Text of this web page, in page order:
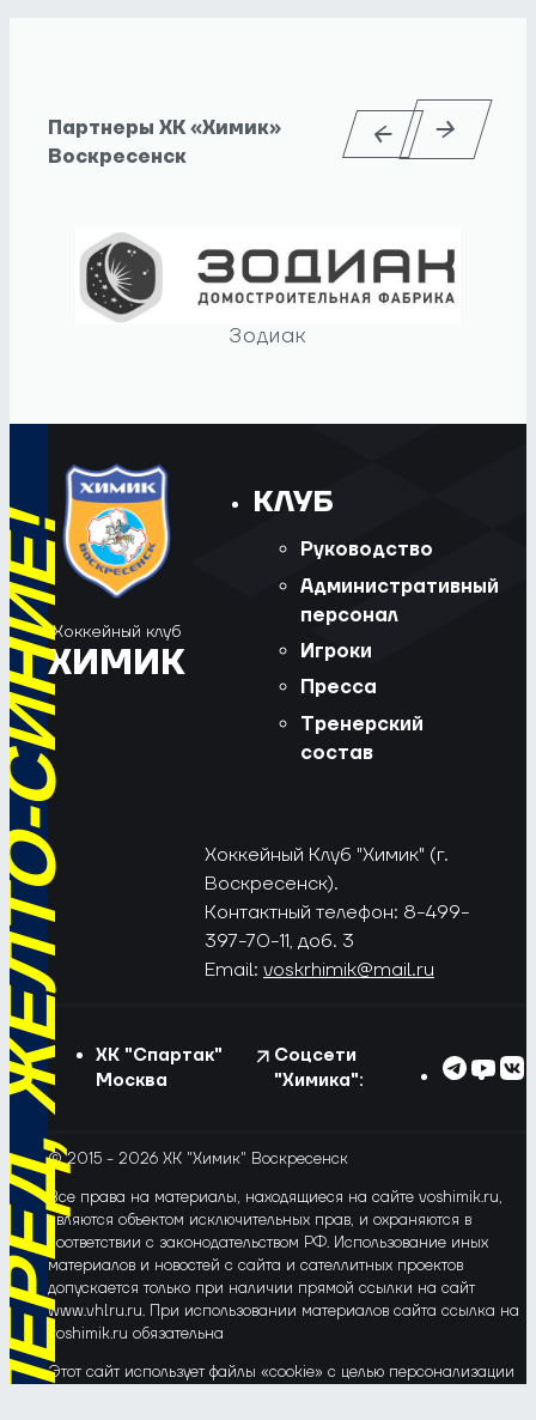
Партнеры ХК «Химик»
Воскресенск
Зодиак
СИНИЕ!
Хоккейный клуб
ХИМИК
КЛУБ
Руководство
Административный
персонал
Игроки
Пресса
Тренерский
состав
Хоккейный Клуб "Химик" (г.
Воскресенск).
Контактный телефон: 8-499-
397-70-11, доб. 3
Email: voskrhimik@mail.ru
ХК "Спартак"
Москва
Соцсети
"Химика":
© 2015 - 2026 ХК "Химик" Воскресенск
Все права на материалы, находящиеся на сайте voshimik.ru,
являются объектом исключительных прав, и охраняются в
соответствии с законодательством РФ. Использование иных
материалов и новостей с сайта и сателлитных проектов
допускается только при наличии прямой ссылки на сайт
www.vhlru.ru. При использовании материалов сайта ссылка на
voshimik.ru обязательна
Этот сайт использует файлы «cookie» с целью персонализации